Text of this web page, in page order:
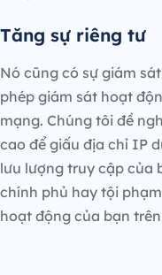
Tăng sự riêng tư
Nó cũng có sự giám
phép giám sát hoạt
mạng. Chúng tôi đề
cao để giấu địa chỉ IP
lưu lượng truy cập của
chính phủ hay tội
hoạt động của bạn